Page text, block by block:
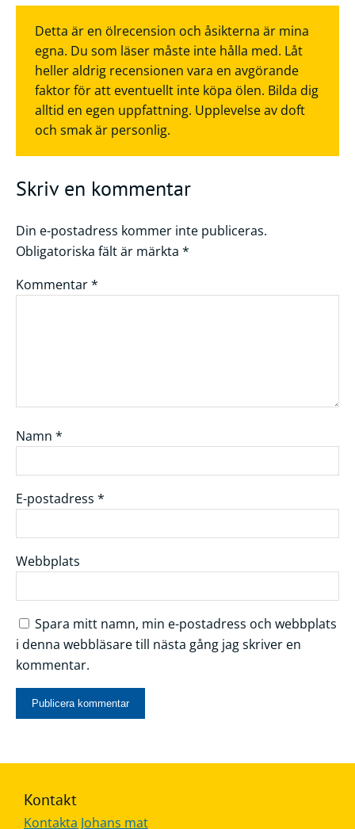
Detta är en ölrecension och åsikterna är mina
egna. Du som läser måste inte hålla med. Låt
heller aldrig recensionen vara en avgörande
faktor för att eventuellt inte köpa ölen. Bilda dig
alltid en egen uppfattning. Upplevelse av doft
och smak är personlig.
Skriv en kommentar
Din e-postadress kommer inte publiceras.
Obligatoriska fält är märkta *
Kommentar*
Namn *
E-postadress *
Webbplats
Spara mitt namn, min e-postadress och webbplats
i denna webbläsare till nästa gång jag skriver en
kommentar.
Kontakt
Kontakta Johans mat